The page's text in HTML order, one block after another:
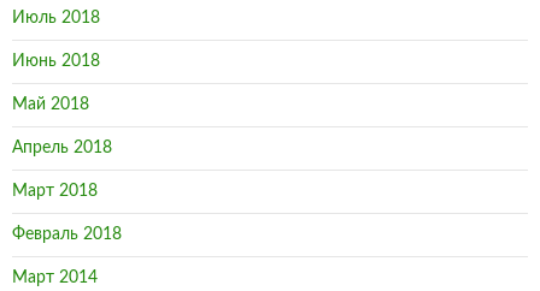
Июль 2018
Июнь 2018
Май 2018
Апрель 2018
Март 2018
Февраль 2018
Март 2014